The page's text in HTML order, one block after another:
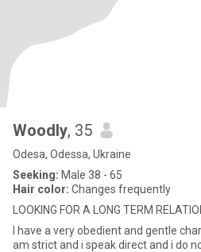
Woodly, 35
Odesa, Odessa, Ukraine
Seeking: Male 38 - 65
Hair color: Changes frequently
LOOKING FOR A LONG TERM
I have a very obedient and gentle
am strict and i speak direct and i do